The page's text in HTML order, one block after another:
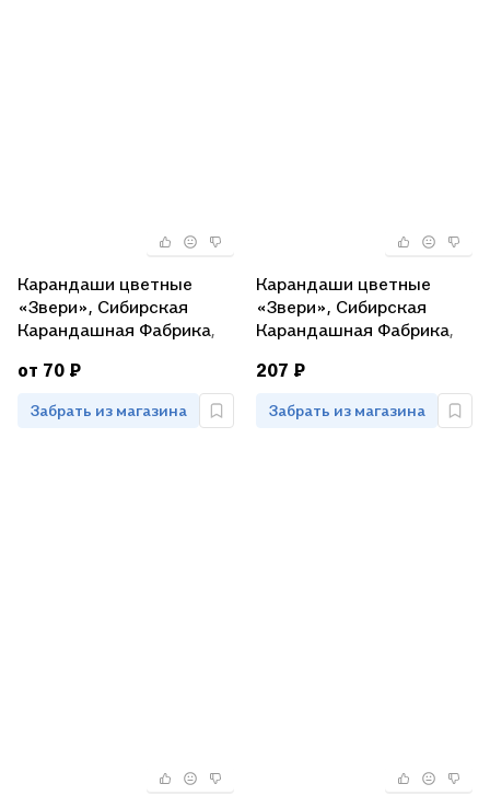
Карандаши цветные
«Звери», Сибирская
Карандашная Фабрика,
от 70 ₽
Забрать из магазина
Карандаши цветные
«Звери», Сибирская
Карандашная Фабрика,
207 ₽
Забрать из магазина